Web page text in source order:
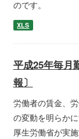
のです。
XLS
平成25年毎月
報〕
労働者の賃金、
の変動を明らか
厚生労働省が実